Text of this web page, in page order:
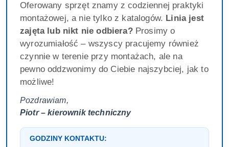
Oferowany sprzęt znamy z codziennej praktyki
montażowej, a nie tylko z katalogów. Linia jest
zajęta lub nikt nie odbiera?Prosimy o
wyrozumiałość – wszyscy pracujemy również
czynnie w terenie przy montażach, ale na
pewno oddzwonimy do Ciebie najszybciej, jak to
możliwe!
Pozdrawiam,
Piotr – kierownik techniczny
GODZINY KONTAKTU: